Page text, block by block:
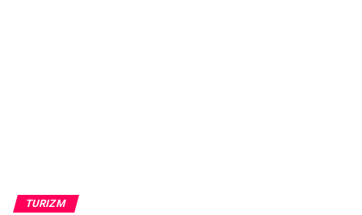
TURIZM